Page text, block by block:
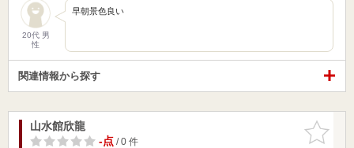
20代 男
性
早朝景色良い
関連情報から探す
お気に入
りに追加
山水館欣龍
-点/ 0 件